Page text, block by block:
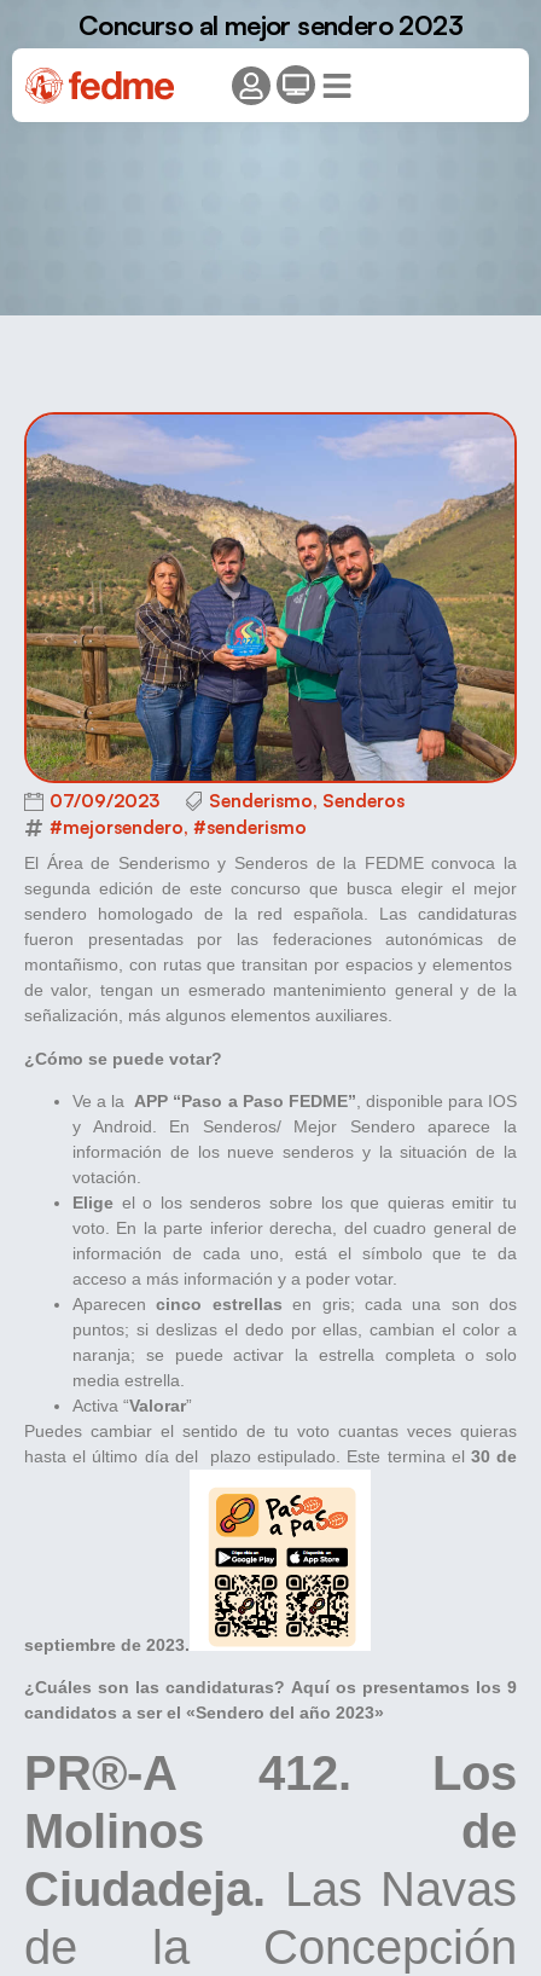
Concurso al mejor sendero 2023
07/09/2023 Senderismo, Senderos
#mejorsendero, #senderismo
El Área de Senderismo y Senderos de la FEDME convoca la
segunda edición de este concurso que busca elegir el mejor
sendero homologado de la red española. Las candidaturas
fueron presentadas por las federaciones autonómicas de
montañismo, con rutas que transitan por espacios y elementos
de valor, tengan un esmerado mantenimiento general y de la
señalización, más algunos elementos auxiliares.
¿Cómo se puede votar?
Ve a la APP “Paso a Paso FEDME” , disponible para IOS
y Android. En Senderos/ Mejor Sendero aparece la
información de los nueve senderos y la situación de la
votación.
Elige el o los senderos sobre los que quieras emitir tu
voto. En la parte inferior derecha, del cuadro general de
información de cada uno, está el símbolo que te da
acceso a más información y a poder votar.
Aparecencinco estrellas en gris; cada una son dos
puntos; si deslizas el dedo por ellas, cambian el color a
naranja; se puede activar la estrella completa o solo
media estrella.
Activa “Valorar”
Puedes cambiar el sentido de tu voto cuantas veces quieras
hasta el último día del plazo estipulado. Este termina el 30 de
septiembre de 2023.
¿Cuáles son las candidaturas? Aquí os presentamos los 9
candidatos a ser el «Sendero del año 2023»
PR®-A 412. Los
Molinos de
Ciudadeja. Las Navas
de la Concepción